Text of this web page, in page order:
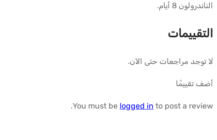
الناندرولون 8 أيام.
التقييمات
لا توجد مراجعات حتى الآن.
أضف تقييمًا
You must be logged in to post a review.